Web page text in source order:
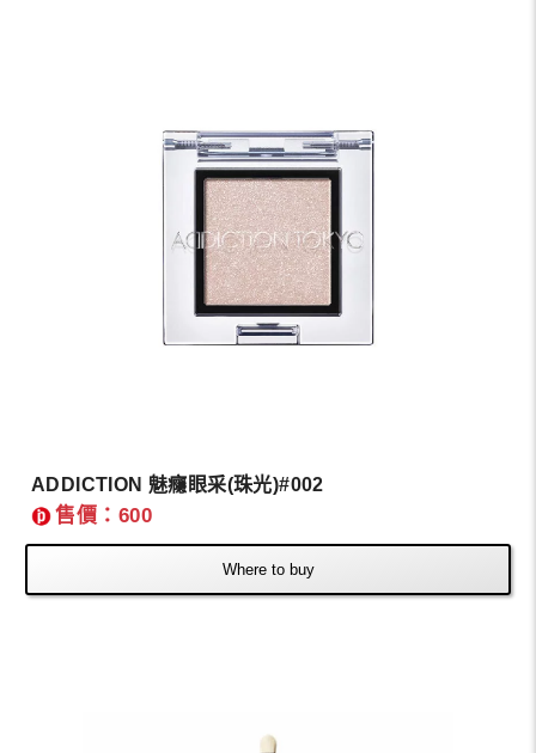
ADDICTION 魅癮眼采(珠光)#002
售價：600
Where to buy